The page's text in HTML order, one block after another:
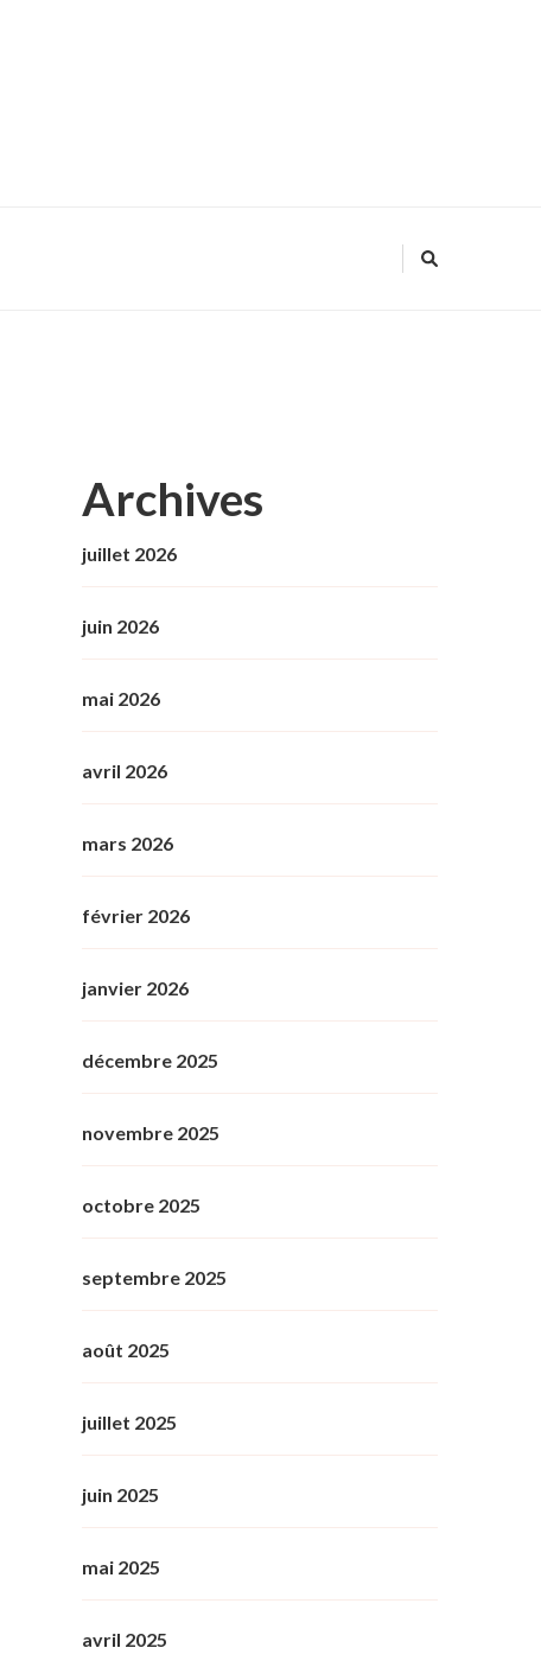
Archives
juillet 2026
juin 2026
mai 2026
avril 2026
mars 2026
février 2026
janvier 2026
décembre 2025
novembre 2025
octobre 2025
septembre 2025
août 2025
juillet 2025
juin 2025
mai 2025
avril 2025